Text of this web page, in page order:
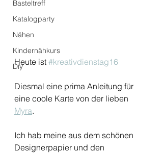
Basteltreff
Katalogparty
Nähen
Kindernähkurs
Diy
Heute ist #kreativdienstag16
Diesmal eine prima Anleitung für
eine coole Karte von der lieben
Myra.
Ich hab meine aus dem schönen
Designerpapier und den